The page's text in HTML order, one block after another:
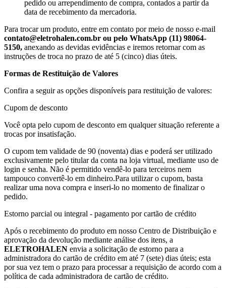
pedido ou arrependimento de compra, contados a partir da
data de recebimento da mercadoria.
Para trocar um produto, entre em contato por meio de nosso e-mail
contato@eletrohalen.com.br ou pelo WhatsApp (11) 98064-
5150, anexando as devidas evidências e iremos retornar com as
instruções de troca no prazo de até 5 (cinco) dias úteis.
Formas de Restituição de Valores
Confira a seguir as opções disponíveis para restituição de valores:
Cupom de desconto
Você opta pelo cupom de desconto em qualquer situação referente a
trocas por insatisfação.
O cupom tem validade de 90 (noventa) dias e poderá ser utilizado
exclusivamente pelo titular da conta na loja virtual, mediante uso de
login e senha. Não é permitido vendê-lo para terceiros nem
tampouco convertê-lo em dinheiro.Para utilizar o cupom, basta
realizar uma nova compra e inseri-lo no momento de finalizar o
pedido.
Estorno parcial ou integral - pagamento por cartão de crédito
Após o recebimento do produto em nosso Centro de Distribuição e
aprovação da devolução mediante análise dos itens, a
ELETROHALEN envia a solicitação de estorno para a
administradora do cartão de crédito em até 7 (sete) dias úteis; esta
por sua vez tem o prazo para processar a requisição de acordo com a
política de cada administradora de cartão de crédito.